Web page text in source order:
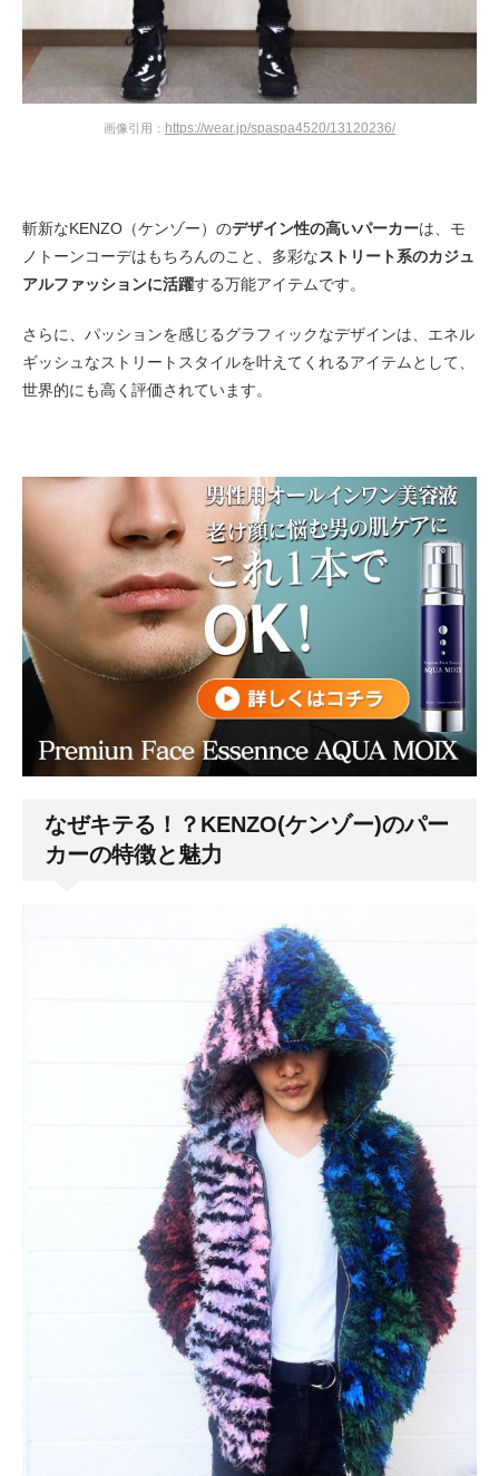
画像引用： https://wear.jp/spaspa4520/13120236/
斬新なKENZO（ケンゾー）のデザイン性の高いパーカーは、モ
ノトーンコーデはもちろんのこと、多彩なストリート系のカジュ
アルファッションに活躍する万能アイテムです。
さらに、パッションを感じるグラフィックなデザインは、エネル
ギッシュなストリートスタイルを叶えてくれるアイテムとして、
世界的にも高く評価されています。
なぜキテる！？KENZO(ケンゾー)のパー
カーの特徴と魅力